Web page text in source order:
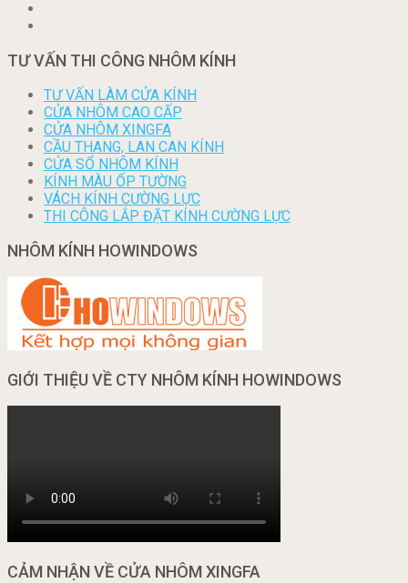
TƯ VẤN THI CÔNG NHÔM KÍNH
TƯ VẤN LÀM CỬA KÍNH
CỬA NHÔM CAO CẤP
CỬA NHÔM XINGFA
CẦU THANG, LAN CAN KÍNH
CỬA SỔ NHÔM KÍNH
KÍNH MÀU ỐP TƯỜNG
VÁCH KÍNH CƯỜNG LỰC
THI CÔNG LẮP ĐẶT KÍNH CƯỜNG LỰC
NHÔM KÍNH HOWINDOWS
GIỚI THIỆU VỀ CTY NHÔM KÍNH HOWINDOWS
CẢM NHẬN VỀ CỬA NHÔM XINGFA